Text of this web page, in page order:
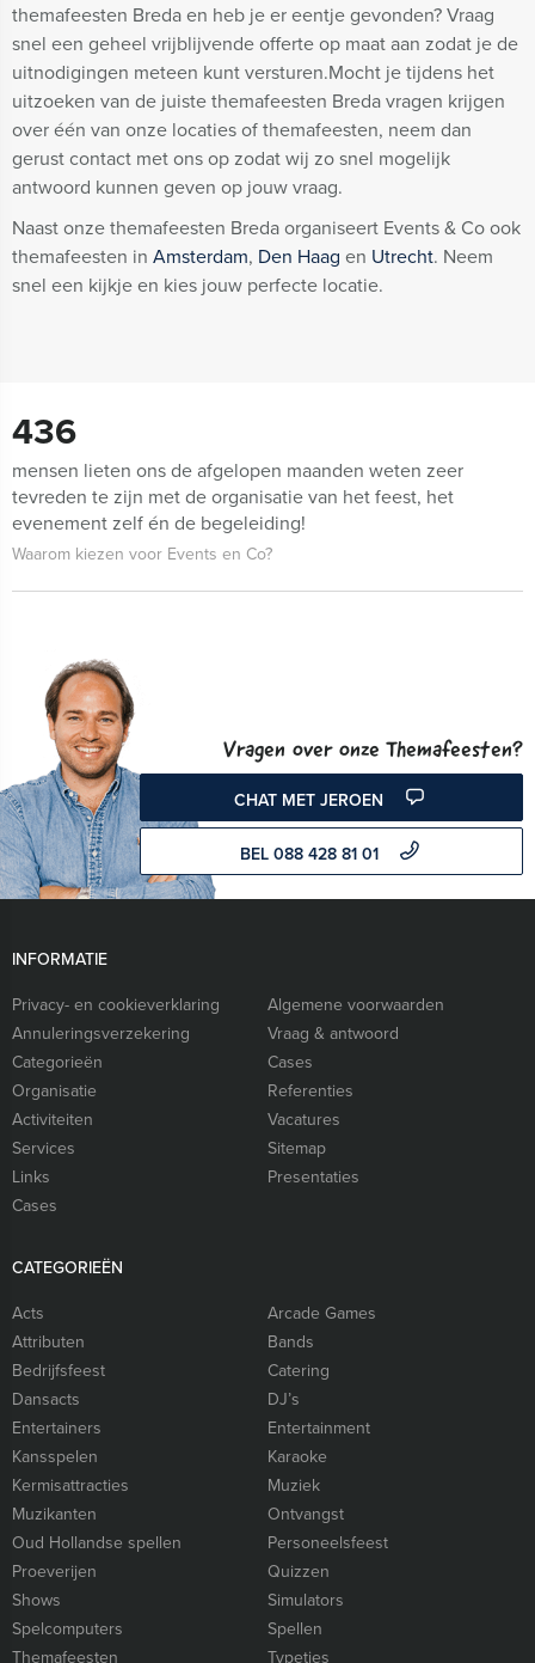
themafeesten Breda en heb je er eentje gevonden? Vraag
snel een geheel vrijblijvende offerte op maat aan zodat je de
uitnodigingen meteen kunt versturen.Mocht je tijdens het
uitzoeken van de juiste themafeesten Breda vragen krijgen
over één van onze locaties of themafeesten, neem dan
gerust contact met ons op zodat wij zo snel mogelijk
antwoord kunnen geven op jouw vraag.
Naast onze themafeesten Breda organiseert Events & Co ook
themafeesten in Amsterdam, Den Haag en Utrecht. Neem
snel een kijkje en kies jouw perfecte locatie.
436
mensen lieten ons de afgelopen maanden weten zeer
tevreden te zijn met de organisatie van het feest, het
evenement zelf én de begeleiding!
Waarom kiezen voor Events en Co?
Vragen over onze Themafeesten?
CHAT MET JEROEN
BEL 088 428 81 01
INFORMATIE
Privacy- en cookieverklaring
Algemene voorwaarden
Annuleringsverzekering
Vraag & antwoord
Categorieën
Cases
Organisatie
Referenties
Activiteiten
Vacatures
Services
Sitemap
Links
Presentaties
Cases
CATEGORIEËN
Acts
Arcade Games
Attributen
Bands
Bedrijfsfeest
Catering
Dansacts
DJ’s
Entertainers
Entertainment
Kansspelen
Karaoke
Kermisattracties
Muziek
Muzikanten
Ontvangst
Oud Hollandse spellen
Personeelsfeest
Proeverijen
Quizzen
Shows
Simulators
Spelcomputers
Spellen
Themafeesten
Typetjes